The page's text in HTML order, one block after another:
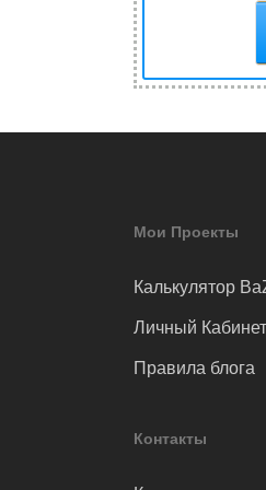
Мои Проекты
Калькулятор
Личный Кабинет
Правила блога
Контакты